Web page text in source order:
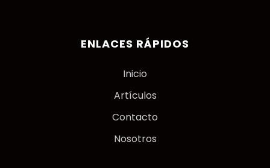
ENLACES RÁPIDOS
Inicio
Artículos
Contacto
Nosotros